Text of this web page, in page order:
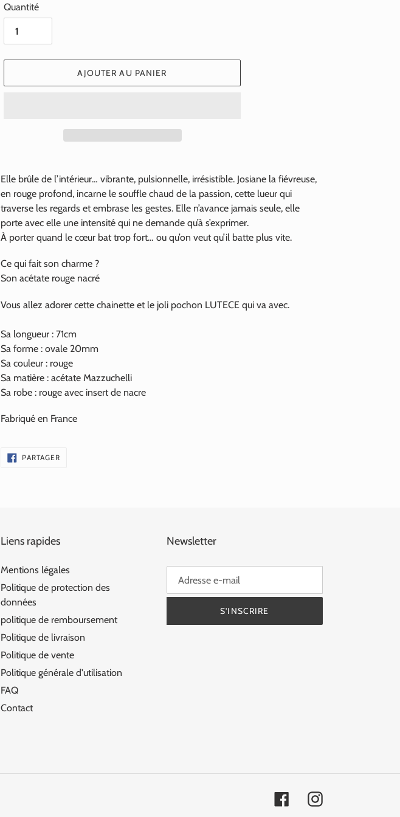
Quantité
AJOUTER AU PANIER
d'un
produit
à
votre
panier
Elle brûle de l’intérieur… vibrante, pulsionnelle, irrésistible. Josiane la fiévreuse,
en rouge profond, incarne le souffle chaud de la passion, cette lueur qui
traverse les regards et embrase les gestes. Elle n’avance jamais seule, elle
porte avec elle une intensité qui ne demande qu’à s’exprimer.
À porter quand le cœur bat trop fort… ou qu’on veut qu’il batte plus vite.
Ce qui fait son charme ?
Son acétate rouge nacré
Vous allez adorer cette chainette et le joli pochon LUTECE qui va avec.
Sa longueur : 71cm
Sa forme : ovale 20mm
Sa couleur : rouge
Sa matière : acétate Mazzuchelli
Sa robe : rouge avec insert de nacre
Fabriqué en France
PARTAGERPARTAGER
SUR
Liens rapides
Mentions légales
Politique de protection des
données
politique de remboursement
Politique de livraison
Politique de vente
Politique générale d'utilisation
FAQ
Contact
Newsletter
S'INSCRIRE
FacebookInstagram